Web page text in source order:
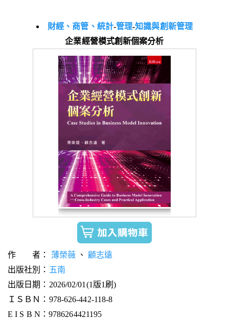
財經、商管、統計-管理-知識與創新管理
企業經營模式創新個案分析
作 者： 薄榮薇、 顧志遠
出版社別： 五南
出版日期：2026/02/01(1版1刷)
ＩＳＢＮ：978-626-442-118-8
E I S B N：9786264421195